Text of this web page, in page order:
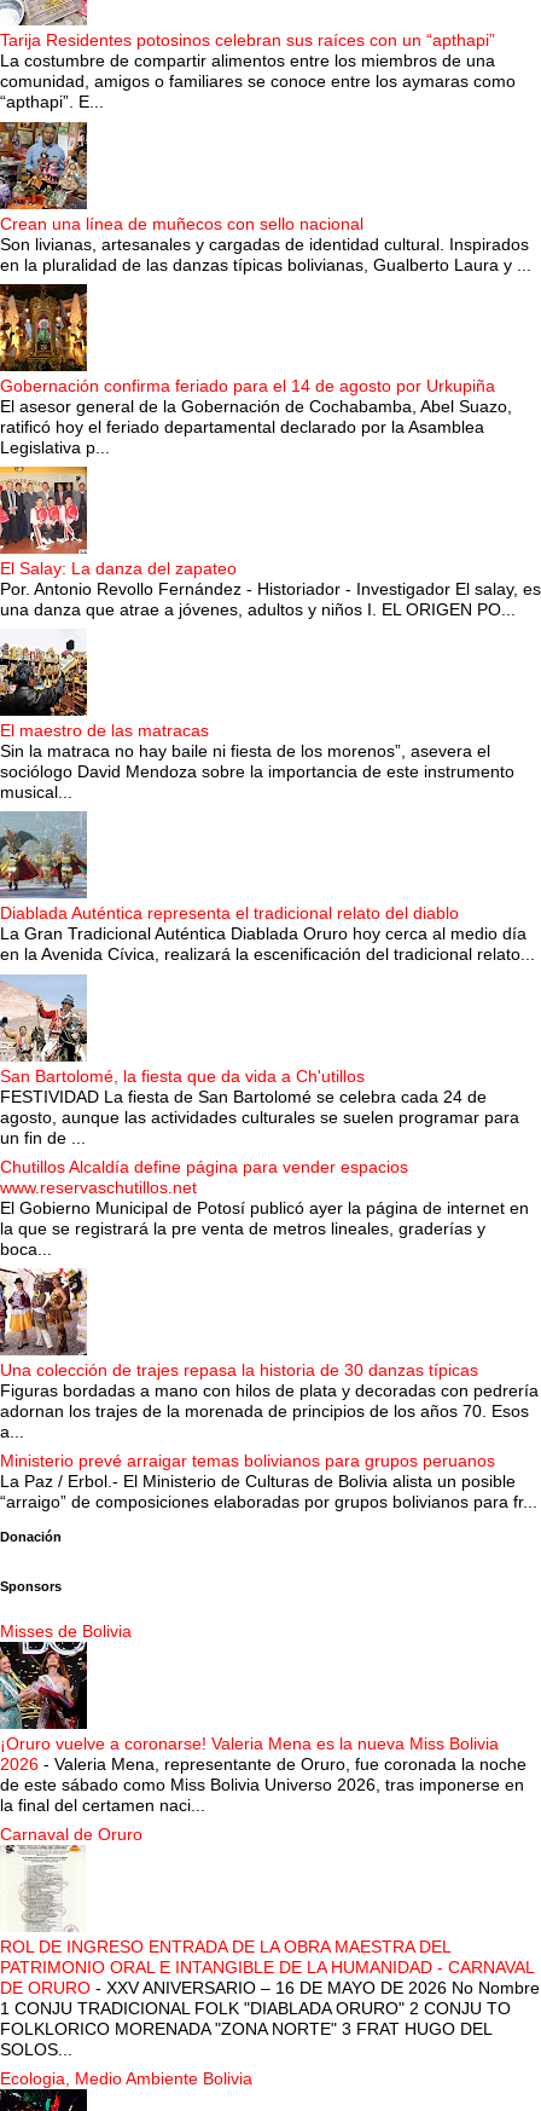
Tarija Residentes potosinos celebran sus raíces con un “apthapi”
La costumbre de compartir alimentos entre los miembros de una
comunidad, amigos o familiares se conoce entre los aymaras como
“apthapi”. E...
Crean una línea de muñecos con sello nacional
Son livianas, artesanales y cargadas de identidad cultural. Inspirados
en la pluralidad de las danzas típicas bolivianas, Gualberto Laura y ...
Gobernación confirma feriado para el 14 de agosto por Urkupiña
El asesor general de la Gobernación de Cochabamba, Abel Suazo,
ratificó hoy el feriado departamental declarado por la Asamblea
Legislativa p...
El Salay: La danza del zapateo
Por. Antonio Revollo Fernández - Historiador - Investigador El salay, es
una danza que atrae a jóvenes, adultos y niños I. EL ORIGEN PO...
El maestro de las matracas
Sin la matraca no hay baile ni fiesta de los morenos”, asevera el
sociólogo David Mendoza sobre la importancia de este instrumento
musical...
Diablada Auténtica representa el tradicional relato del diablo
La Gran Tradicional Auténtica Diablada Oruro hoy cerca al medio día
en la Avenida Cívica, realizará la escenificación del tradicional relato...
San Bartolomé, la fiesta que da vida a Ch'utillos
FESTIVIDAD La fiesta de San Bartolomé se celebra cada 24 de
agosto, aunque las actividades culturales se suelen programar para
un fin de ...
Chutillos Alcaldía define página para vender espacios
www.reservaschutillos.net
El Gobierno Municipal de Potosí publicó ayer la página de internet en
la que se registrará la pre venta de metros lineales, graderías y
boca...
Una colección de trajes repasa la historia de 30 danzas típicas
Figuras bordadas a mano con hilos de plata y decoradas con pedrería
adornan los trajes de la morenada de principios de los años 70. Esos
a...
Ministerio prevé arraigar temas bolivianos para grupos peruanos
La Paz / Erbol.- El Ministerio de Culturas de Bolivia alista un posible
“arraigo” de composiciones elaboradas por grupos bolivianos para fr...
Donación
Sponsors
Misses de Bolivia
¡Oruro vuelve a coronarse! Valeria Mena es la nueva Miss Bolivia
2026 - Valeria Mena, representante de Oruro, fue coronada la noche
de este sábado como Miss Bolivia Universo 2026, tras imponerse en
la final del certamen naci...
Carnaval de Oruro
ROL DE INGRESO ENTRADA DE LA OBRA MAESTRA DEL
PATRIMONIO ORAL E INTANGIBLE DE LA HUMANIDAD - CARNAVAL
DE ORURO - XXV ANIVERSARIO – 16 DE MAYO DE 2026 No Nombre
1 CONJU TRADICIONAL FOLK "DIABLADA ORURO" 2 CONJU TO
FOLKLORICO MORENADA "ZONA NORTE" 3 FRAT HUGO DEL
SOLOS...
Ecologia, Medio Ambiente Bolivia